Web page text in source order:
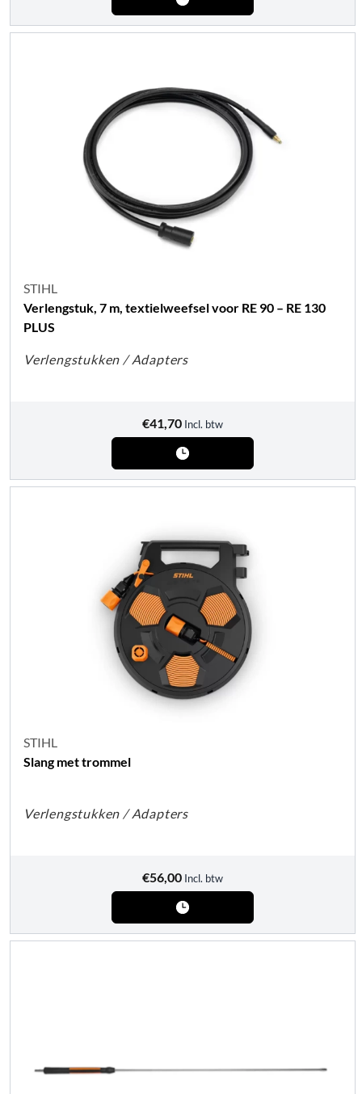
STIHL
Verlengstuk, 7 m, textielweefsel voor RE 90 – RE 130
PLUS
Verlengstukken / Adapters
€41,70 Incl. btw
STIHL
Slang met trommel
Verlengstukken / Adapters
€56,00 Incl. btw